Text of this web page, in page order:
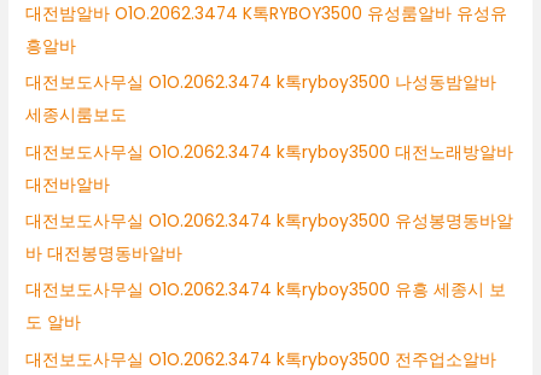
대전밤알바 O1O.2062.3474 K톡RYBOY3500 유성룸알바 유성유
흥알바
대전보도사무실 O1O.2062.3474 k톡ryboy3500 나성동밤알바
세종시룸보도
대전보도사무실 O1O.2062.3474 k톡ryboy3500 대전노래방알바
대전바알바
대전보도사무실 O1O.2062.3474 k톡ryboy3500 유성봉명동바알
바 대전봉명동바알바
대전보도사무실 O1O.2062.3474 k톡ryboy3500 유흥 세종시 보
도 알바
대전보도사무실 O1O.2062.3474 k톡ryboy3500 전주업소알바